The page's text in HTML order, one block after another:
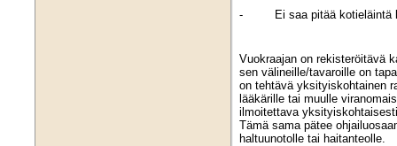
- Ei saa pitää kotieläintä
Vuokraajan on rekisteröitävä
sen välineille/tavaroille on
on tehtävä yksityiskohtainen
lääkärille tai muulle
ilmoitettava
Tämä sama pätee
haltuunotolle tai haitanteolle.